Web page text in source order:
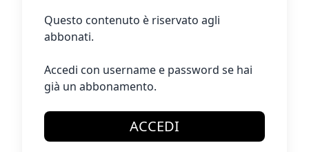
Questo contenuto è riservato agli
abbonati.
Accedi con username e password se hai
già un abbonamento.
ACCEDI